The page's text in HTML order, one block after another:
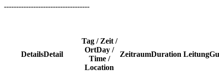
-----------------------------------
DetailsDetail
Tag / Zeit /
OrtDay /
Time /
Location
ZeitraumDuration Leitung